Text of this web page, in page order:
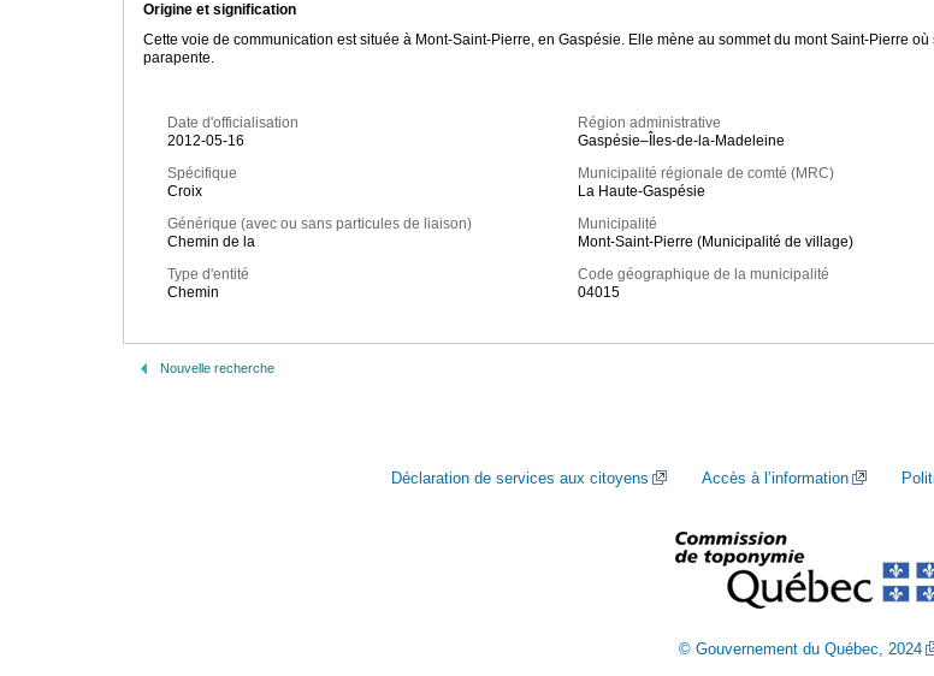
Origine et signification
Cette voie de communication est située à Mont-Saint-Pierre, en Gaspésie. Elle mène au sommet du mont Saint-Pierre
parapente.
Date d'officialisation
2012-05-16
Spécifique
Croix
Générique (avec ou sans particules de liaison)
Chemin de la
Type d'entité
Chemin
Région administrative
Gaspésie–Îles-de-la-Madeleine
Municipalité régionale de comté (MRC)
La Haute-Gaspésie
Municipalité
Mont-Saint-Pierre (Municipalité de village)
Code géographique de la municipalité
04015
Nouvelle recherche
Déclaration de services aux citoyens Accès à l’information
© Gouvernement du Québec, 2024